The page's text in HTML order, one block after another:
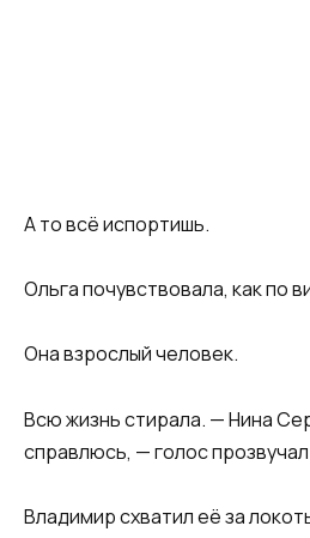
А то всё испортишь.
Ольга почувствовала, как по
Она взрослый человек.
Всю жизнь стирала. — Нина
справлюсь, — голос
Владимир схватил её за